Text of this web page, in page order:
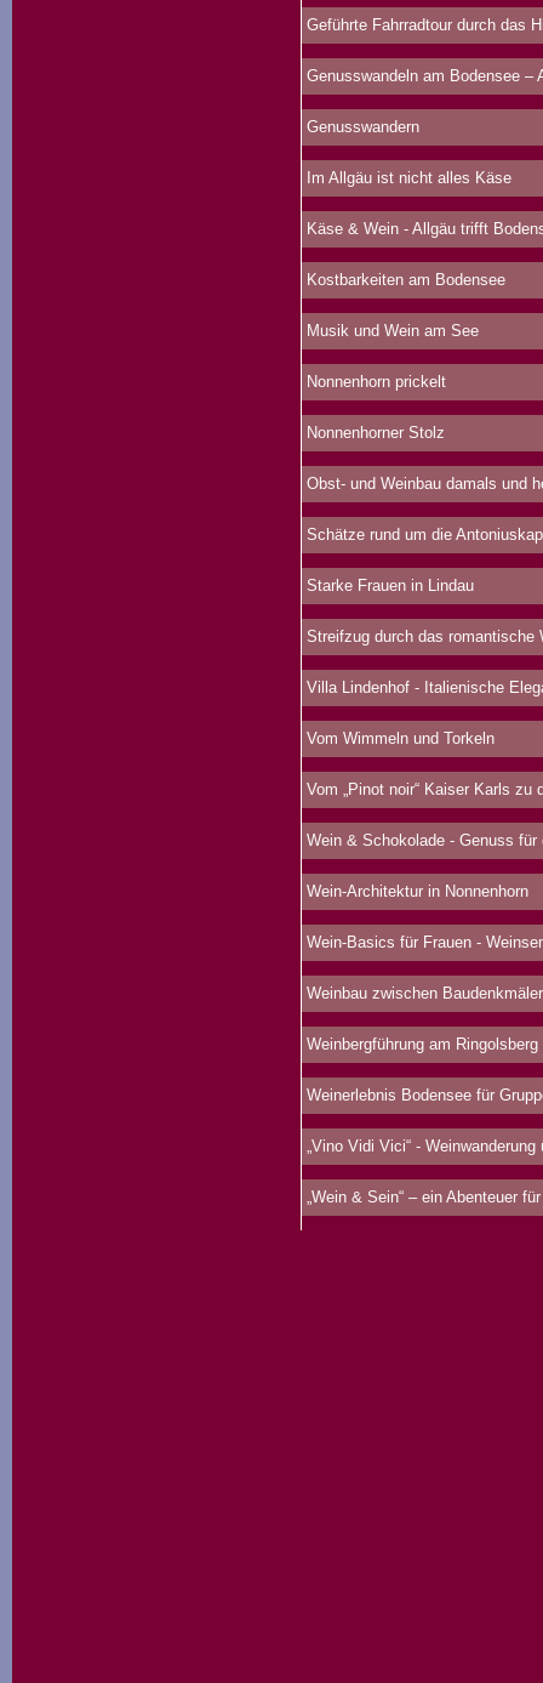
Geführte Fahrradtour durch das
Genusswandeln am Bodensee –
Genusswandern
Im Allgäu ist nicht alles Käse
Käse & Wein - Allgäu trifft
Kostbarkeiten am Bodensee
Musik und Wein am See
Nonnenhorn prickelt
Nonnenhorner Stolz
Obst- und Weinbau damals und
Schätze rund um die
Starke Frauen in Lindau
Streifzug durch das romantische
Villa Lindenhof - Italienische
Vom Wimmeln und Torkeln
Vom „Pinot noir“ Kaiser Karls zu
Wein & Schokolade - Genuss für
Wein-Architektur in Nonnenhorn
Wein-Basics für Frauen -
Weinbau zwischen
Weinbergführung am Ringolsberg
Weinerlebnis Bodensee für
„Vino Vidi Vici“ -
„Wein & Sein“ – ein Abenteuer